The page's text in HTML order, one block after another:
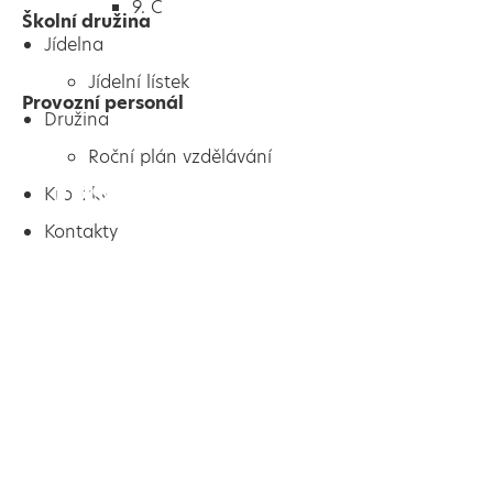
9. C
Jídelna
Jídelní lístek
Družina
Roční plán vzdělávání
Kroužky
Kontakty
Školní družina
Provozní personál